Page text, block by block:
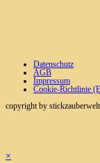
Datenschutz
AGB
Impressum
Cookie-Richtlinie
copyright by
×